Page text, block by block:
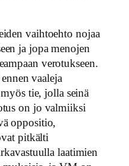
vaihtoehto nojaa
ja jopa menojen
verotukseen.
vaaleja
tie, jolla seinä
on jo valmiiksi
oppositio,
pitkälti
laatimien